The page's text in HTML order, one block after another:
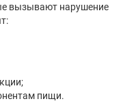
вызывают нарушение
пищи.